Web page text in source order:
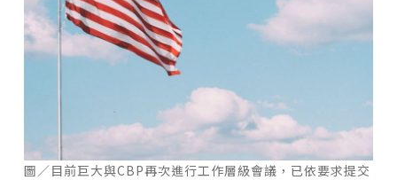
圖／目前巨大與CBP再次進行工作層級會議，已依要求提交